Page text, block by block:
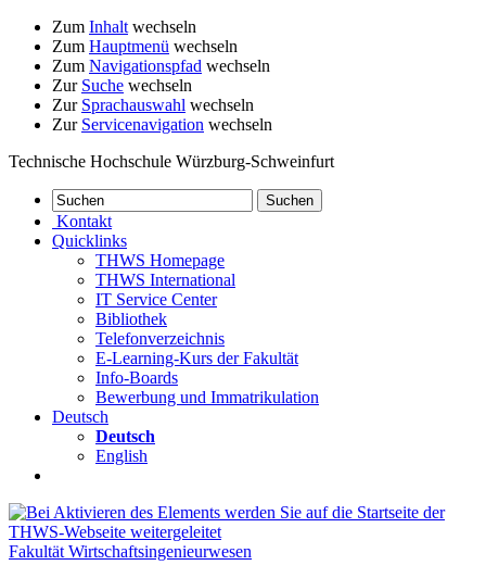
Zum Inhalt wechseln
Zum Hauptmenü wechseln
Zum Navigationspfad wechseln
Zur Suche wechseln
Zur Sprachauswahl wechseln
Zur Servicenavigation wechseln
Technische Hochschule Würzburg-Schweinfurt
Kontakt
Quicklinks
THWS Homepage
THWS International
IT Service Center
Bibliothek
Telefonverzeichnis
E-Learning-Kurs der Fakultät
Info-Boards
Bewerbung und Immatrikulation
Deutsch
Deutsch
English
Fakultät Wirtschaftsingenieurwesen